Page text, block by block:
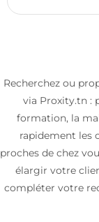
Recherchez ou
via Proxity.tn :
formation, la
rapidement les
proches de chez
élargir votre
compléter votre